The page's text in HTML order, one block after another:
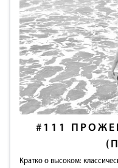
#111
Кратко о высоком: